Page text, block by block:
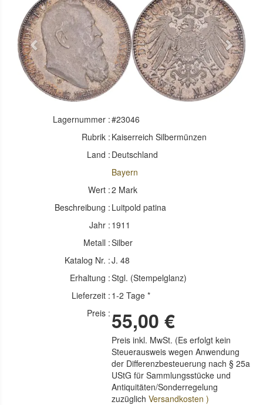
Previous Next
Lagernummer :#23046
Rubrik : Kaiserreich Silbermünzen
Land : Deutschland
Bayern
Wert :2 Mark
Beschreibung : Luitpold patina
Jahr : 1911
Metall :Silber
Katalog Nr. :J. 48
Erhaltung :Stgl. (Stempelglanz)
Lieferzeit : 1-2 Tage *
Preis : 55,00 €
Preis inkl. MwSt. (Es erfolgt kein
Steuerausweis wegen Anwendung
der Differenzbesteuerung nach § 25a
UStG für Sammlungsstücke und
Antiquitäten/Sonderregelung
zuzüglichVersandkosten )